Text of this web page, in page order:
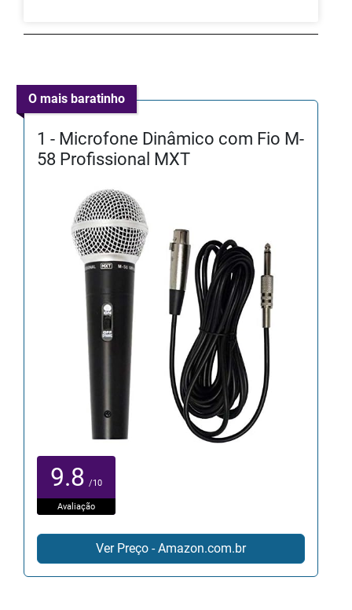
O mais baratinho
1 - Microfone Dinâmico com Fio M-
58 Profissional MXT
9.8 /10
Avaliação
Ver Preço - Amazon.com.br